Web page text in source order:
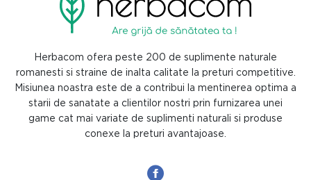
Herbacom ofera peste 200 de suplimente naturale
romanesti si straine de inalta calitate la preturi competitive.
Misiunea noastra este de a contribui la mentinerea optima a
starii de sanatate a clientilor nostri prin furnizarea unei
game cat mai variate de suplimenti naturali si produse
conexe la preturi avantajoase.